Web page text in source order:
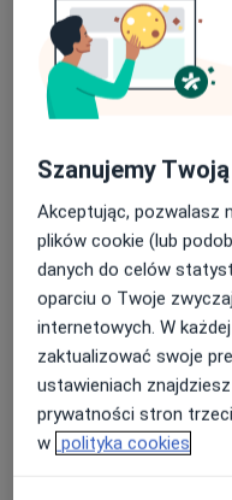
Obszary pracy:
Poprawa jakości życia,
Problemy w relacjach
Problemy w
Zaburzenia lękowe i
Zaburzenia depresyjne
Wsparcie, Interwencja
życiowe, traumy,
Szanujemy
Akceptując, pozwalasz
plików cookie (lub
danych do celów
oparciu o Twoje
internetowych. W
zaktualizować swoje
ustawieniach
prywatności stron
w polityka cookies